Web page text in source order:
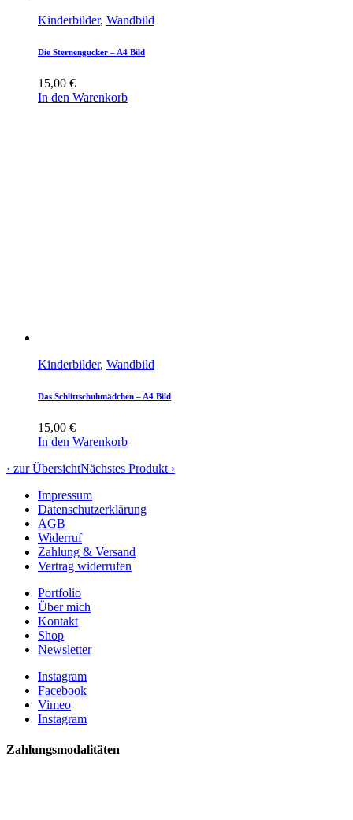
Kinderbilder, Wandbild
Die Sternengucker – A4 Bild
15,00 €
In den Warenkorb
Kinderbilder, Wandbild
Das Schlittschuhmädchen – A4 Bild
15,00 €
In den Warenkorb
‹ zur ÜbersichtNächstes Produkt ›
Impressum
Datenschutzerklärung
AGB
Widerruf
Zahlung & Versand
Vertrag widerrufen
Portfolio
Über mich
Kontakt
Shop
Newsletter
Instagram
Facebook
Vimeo
Instagram
Zahlungsmodalitäten